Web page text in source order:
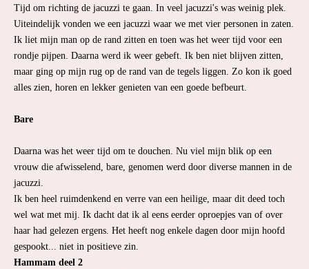
Tijd om richting de jacuzzi te gaan. In veel jacuzzi's was weinig plek.
Uiteindelijk vonden we een jacuzzi waar we met vier personen in zaten.
Ik liet mijn man op de rand zitten en toen was het weer tijd voor een
rondje pijpen. Daarna werd ik weer gebeft. Ik ben niet blijven zitten,
maar ging op mijn rug op de rand van de tegels liggen. Zo kon ik goed
alles zien, horen en lekker genieten van een goede befbeurt.
Bare
Daarna was het weer tijd om te douchen. Nu viel mijn blik op een
vrouw die afwisselend, bare, genomen werd door diverse mannen in de
jacuzzi.
Ik ben heel ruimdenkend en verre van een heilige, maar dit deed toch
wel wat met mij. Ik dacht dat ik al eens eerder oproepjes van of over
haar had gelezen ergens. Het heeft nog enkele dagen door mijn hoofd
gespookt... niet in positieve zin.
Hammam deel 2